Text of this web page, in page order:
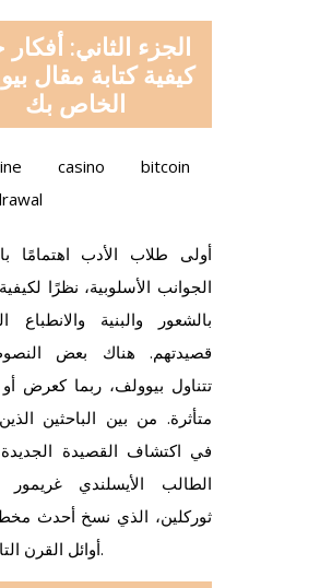
الجزء الثاني:
كيفية كتابة مقال
الخاص بك
أولى طلاب الأدب اهتمامًا
الجوانب الأسلوبية، نظرًا
بالشعور والبنية والانطباع
قصيدتهم. هناك بعض
تتناول بيوولف، ربما كعرض
متأثرة. من بين الباحثين
في اكتشاف القصيدة الجديدة
الطالب الأيسلندي
ثوركلين، الذي نسخ أحدث
أوائل القرن التاسع عشر.